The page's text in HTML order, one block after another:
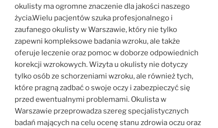
okulisty ma ogromne znaczenie dla jakości naszego
życia.Wielu pacjentów szuka profesjonalnego i
zaufanego okulisty w Warszawie, który nie tylko
zapewni kompleksowe badania wzroku, ale także
oferuje leczenie oraz pomoc w doborze odpowiednich
korekcji wzrokowych. Wizyta u okulisty nie dotyczy
tylko osób ze schorzeniami wzroku, ale również tych,
które pragną zadbać o swoje oczy i zabezpieczyć się
przed ewentualnymi problemami. Okulista w
Warszawie przeprowadza szereg specjalistycznych
badań mających na celu ocenę stanu zdrowia oczu oraz